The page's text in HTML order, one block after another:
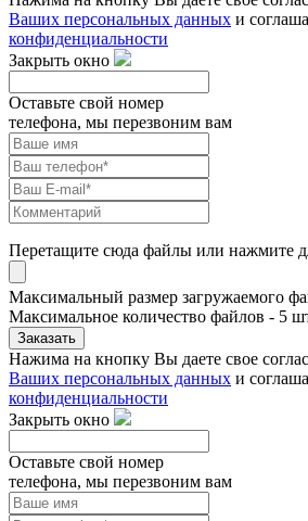
Ваших персональных данных и
конфиденциальности
Закрыть окно
Оставьте свой номер
телефона, мы перезвоним вам
Перетащите сюда файлы или нажмите
Максимальный размер загружаемого
Максимальное количество файлов - 5
Заказать
Нажима на кнопку Вы даете свое
Ваших персональных данных и
конфиденциальности
Закрыть окно
Оставьте свой номер
телефона, мы перезвоним вам